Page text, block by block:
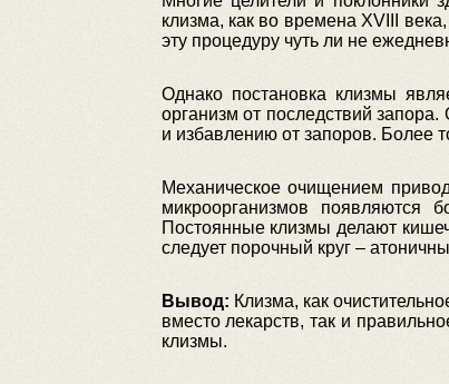
клизма, как во времена XVIII
эту процедуру чуть ли не
Однако постановка клизмы
организм от последствий
и избавлению от запоров. Более
Механическое очищением
микроорганизмов появляются
Постоянные клизмы делают
следует порочный круг –
Вывод: Клизма, как
вместо лекарств, так и
клизмы.